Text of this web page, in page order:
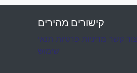
קישורים מהירים
צור קשר מדיניות פרטיות תנאי
שימוש